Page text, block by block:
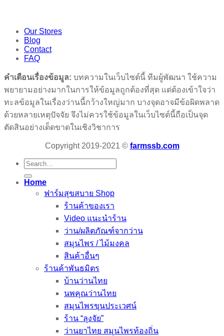
Our Stores
Blog
Contact
FAQ
คำเตือนเรื่องข้อมูล: บทความในเว็บไซต์นี้ ทีมผู้พัฒนา ใช้ความ
พยายามอย่างมากในการให้ข้อมูลถูกต้องที่สุด แต่ต้องเข้าใจว่า
ทะลข้อมูลในเรื่องว่านนี้กว้างใหญ่มาก บางจุดอาจมีข้อผิดพลาด
ด้วยหลายเหตุปัจจัย จึงไม่ควรใช้ข้อมูลในเว็บไซต์นี้ถือเป็นจุด
ตัดสินอย่างเด็ดขาดในเชิงวิชาการ
Copyright 2019-2021 © farmssb.com
Search
for:
Home
ฟาร์มสุขสบาย Shop
ร้านค้าของเรา
Video แนะนำร้าน
ว่าน/ผลิตภัณฑ์จากว่าน
สมุนไพร / ไม้มงคล
สินค้าอื่นๆ
ร้านค้าพันธมิตร
บ้านว่านไทย
นพคุณว่านไทย
สมุนไพรขุนประเวศน์
ร้าน “ลุงจัย”
ว่านยาไทย สมุนไพรท้องถิ่น